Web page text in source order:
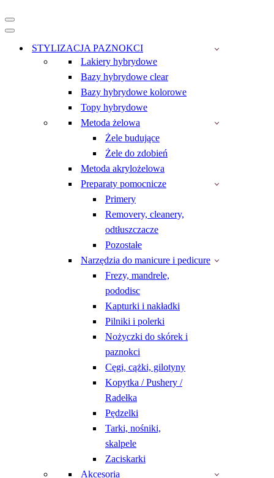
Menu
nawigacji
Menu
nawigacjiSTYLIZACJA PAZNOKCI
Lakiery hybrydowe
Bazy hybrydowe clear
Bazy hybrydowe kolorowe
Topy hybrydowe
Metoda żelowa
Żele budujące
Żele do zdobień
Metoda akrylożelowa
Preparaty pomocnicze
Primery
Removery, cleanery,
odtłuszczacze
Pozostałe
Narzędzia do manicure i pedicure
Frezy, mandrele,
pododisc
Kapturki i nakładki
Pilniki i polerki
Nożyczki do skórek i
paznokci
Cęgi, cążki, gilotyny
Kopytka / Pushery /
Radełka
Pędzelki
Tarki, nośniki,
skalpele
Zaciskarki
Akcesoria